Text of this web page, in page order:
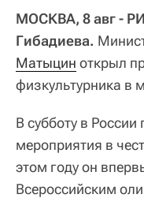
МОСКВА, 8 авг -
Гибадиева.
Матыцин открыл
физкультурника в
В субботу в
мероприятия в
этом году он
Всероссийским